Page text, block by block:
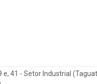
41 - Setor Industrial